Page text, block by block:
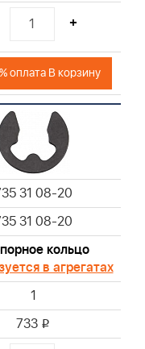
+
оплата В корзину
31 08-20
31 08-20
кольцо
в агрегатах
1
733 i